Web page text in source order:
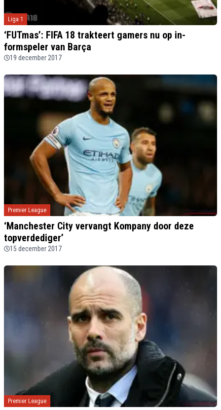
Liga 1
‘FUTmas’: FIFA 18 trakteert gamers nu op in-
formspeler van Barça
19 december 2017
Premier League
‘Manchester City vervangt Kompany door deze
topverdediger’
15 december 2017
Premier League